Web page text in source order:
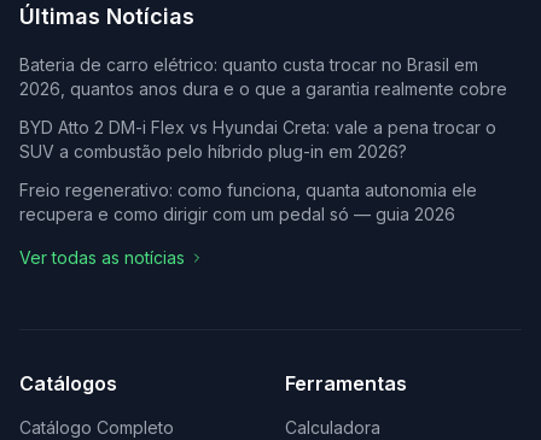
Últimas Notícias
Bateria de carro elétrico: quanto custa trocar no Brasil em
2026, quantos anos dura e o que a garantia realmente cobre
BYD Atto 2 DM-i Flex vs Hyundai Creta: vale a pena trocar o
SUV a combustão pelo híbrido plug-in em 2026?
Freio regenerativo: como funciona, quanta autonomia ele
recupera e como dirigir com um pedal só — guia 2026
Ver todas as notícias
Catálogos
Catálogo Completo
Ferramentas
Calculadora